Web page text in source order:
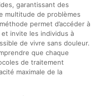
garantissant des
multitude de problèmes
permet d’accéder à
invite les individus à
de vivre sans douleur.
que chaque
de traitement
maximale de la